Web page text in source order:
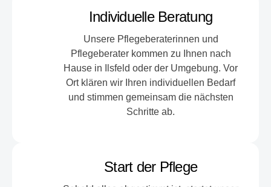
Individuelle Beratung
Unsere Pflegeberaterinnen und
Pflegeberater kommen zu Ihnen nach
Hause in Ilsfeld oder der Umgebung. Vor
Ort klären wir Ihren individuellen Bedarf
und stimmen gemeinsam die nächsten
Schritte ab.
Start der Pflege